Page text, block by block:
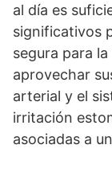
al día es
significativos
segura para
aprovechar
arterial y el
irritación
asociadas a